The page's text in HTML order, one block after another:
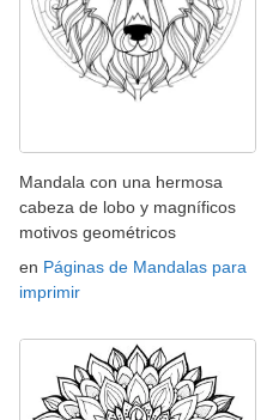
Mandala con una hermosa
cabeza de lobo y magníficos
motivos geométricos
en Páginas de Mandalas para
imprimir